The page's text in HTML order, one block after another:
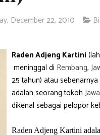
December 22, 2010
Raden Adjeng Kartini
meninggal di Rembang,
25 tahun) atau
adalah seorang tokoh Jawa
dikenal sebagai pelopor
Raden Adjeng Kartini